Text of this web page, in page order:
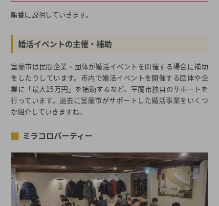
順番に説明していきます。
婚活イベントの主催・補助
室蘭市は民間企業・団体が婚活イベントを開催する場合に補助
をしたりしています。市内で婚活イベントを開催する団体や企
業に「最大15万円」を補助するなど、室蘭市独自のサポートを
行っています。過去に室蘭市がサポートした婚活事業をいくつ
か紹介していきますね。
ミラコロパーティー